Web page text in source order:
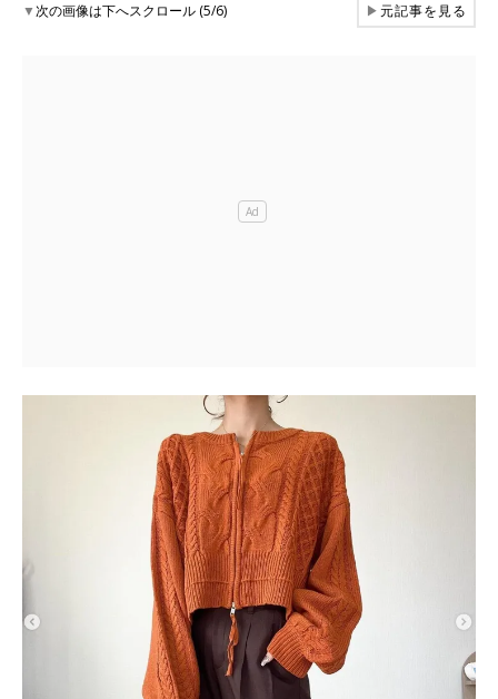
▼次の画像は下へスクロール (5/6) ▶元記事を見る